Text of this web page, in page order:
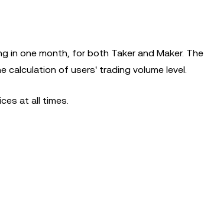
in one month, for both Taker and Maker. The
of users' trading volume level.
at all times.